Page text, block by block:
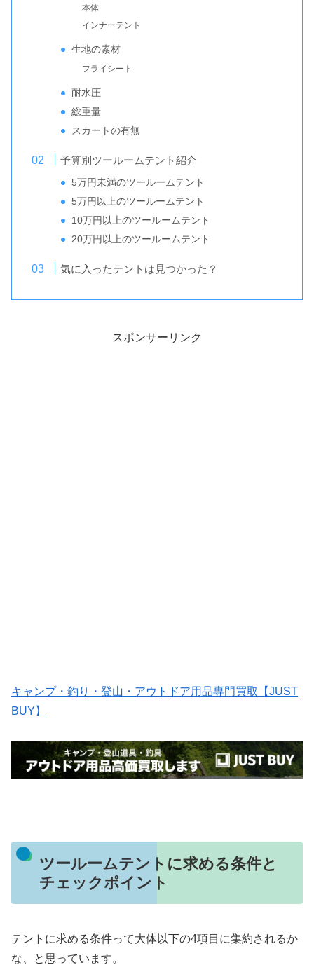
本体
インナーテント
生地の素材
フライシート
耐水圧
総重量
スカートの有無
予算別ツールームテント紹介
5万円未満のツールームテント
5万円以上のツールームテント
10万円以上のツールームテント
20万円以上のツールームテント
気に入ったテントは見つかった？
スポンサーリンク
キャンプ・釣り・登山・アウトドア用品専門買取【JUST
BUY】
ツールームテントに求める条件と
チェックポイント
テントに求める条件って大体以下の4項目に集約されるか
な、と思っています。